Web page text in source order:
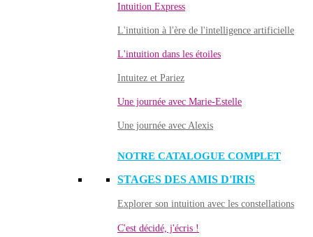
Intuition Express
L'intuition à l'ère de l'intelligence artificielle
L'intuition dans les étoiles
Intuitez et Pariez
Une journée avec Marie-Estelle
Une journée avec Alexis
NOTRE CATALOGUE COMPLET
STAGES DES AMIS D'IRIS
Explorer son intuition avec les constellations
C'est décidé, j'écris !